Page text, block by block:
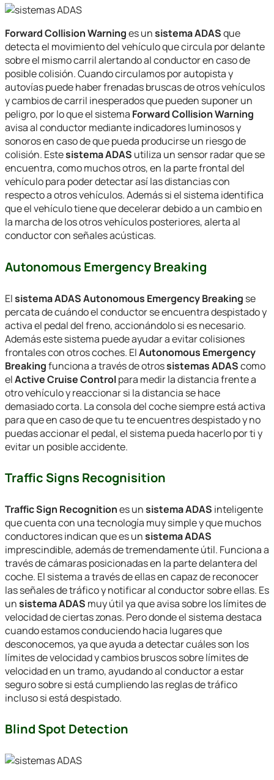
Forward Collision Warninges unsistema ADASque
detecta el movimiento del vehículo que circula por delante
sobre el mismo carril alertando al conductor en caso de
posible colisión. Cuando circulamos por autopista y
autovías puede haber frenadas bruscas de otros vehículos
y cambios de carril inesperados que pueden suponer un
peligro, por lo que el sistema Forward Collision Warning
avisa al conductor mediante indicadores luminosos y
sonoros en caso de que pueda producirse un riesgo de
colisión. Estesistema ADAS utiliza un sensor radar que se
encuentra, como muchos otros, en la parte frontal del
vehículo para poder detectar así las distancias con
respecto a otros vehículos. Además si el sistema identifica
que el vehículo tiene que decelerar debido a un cambio en
la marcha de los otros vehículos posteriores, alerta al
conductor con señales acústicas.
Autonomous Emergency Breaking
Elsistema ADAS Autonomous Emergency Breaking se
percata de cuándo el conductor se encuentra despistado y
activa el pedal del freno, accionándolo si es necesario.
Además este sistema puede ayudar a evitar colisiones
frontales con otros coches. ElAutonomous Emergency
Breakingfunciona a través de otrossistemas ADAScomo
elActive Cruise Controlpara medir la distancia frente a
otro vehículo y reaccionar si la distancia se hace
demasiado corta. La consola del coche siempre está activa
para que en caso de que tu te encuentres despistado y no
puedas accionar el pedal, el sistema pueda hacerlo por ti y
evitar un posible accidente.
Traffic Signs Recognisition
Traffic Sign Recognitiones unsistema ADAS inteligente
que cuenta con una tecnología muy simple y que muchos
conductores indican que es unsistema ADAS
imprescindible, además de tremendamente útil. Funciona a
través de cámaras posicionadas en la parte delantera del
coche. El sistema a través de ellas en capaz de reconocer
las señales de tráfico y notificar al conductor sobre ellas. Es
unsistema ADAS muy útil ya que avisa sobre los límites de
velocidad de ciertas zonas. Pero donde el sistema destaca
cuando estamos conduciendo hacia lugares que
desconocemos, ya que ayuda a detectar cuáles son los
límites de velocidad y cambios bruscos sobre límites de
velocidad en un tramo, ayudando al conductor a estar
seguro sobre si está cumpliendo las reglas de tráfico
incluso si está despistado.
Blind Spot Detection